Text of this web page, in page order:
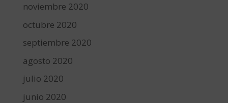
noviembre 2020
octubre 2020
septiembre 2020
agosto 2020
julio 2020
junio 2020